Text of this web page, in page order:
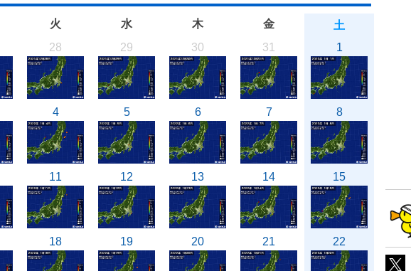
火 水 木 金
土
28 29 30 31 1
4 5 6 7 8
11 12 13 14 15
18 19 20 21 22